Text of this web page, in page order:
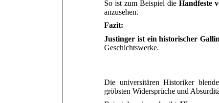
So ist zum Beispiel die Handfeste
anzusehen.
Fazit:
Justinger ist ein historischer
Geschichtswerke.
Die universitären Historiker
gröbsten Widersprüche und